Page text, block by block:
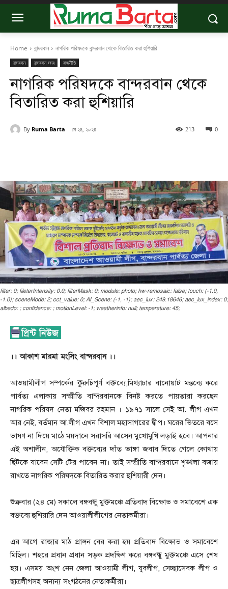
Home বান্দরবান নাগরিক পরিষদকে বান্দরবান থেকে বিতারিত করা হুশিয়ারি
বান্দরবান বান্দরবান সদর রাজনীতি
নাগরিক পরিষদকে বান্দরবান থেকে
বিতারিত করা হুশিয়ারি
By Ruma Barta মে ২৪, ২০২৪ 0
213
filter: 0; fileterIntensity: 0.0; filterMask: 0; module: photo; hw-remosaic: false; touch: (-1.0,
-1.0); sceneMode: 2; cct_value: 0; AI_Scene: (-1, -1); aec_lux: 249.18646; aec_lux_index: 0;
albedo: ; confidence: ; motionLevel: -1; weatherinfo: null; temperature: 45;
।। আকাশ মারমা মংসিং বান্দরবান ।।
আওয়ামীলীগ সম্পর্কের কুরুচিপূর্ণ বক্তব্যে,মিথ্যাচার বানোয়াট মন্তব্যে করে
পার্বত্য এলাকায় সম্প্রীতি বান্দরবানকে বিনষ্ট করতে পায়তারা করছেন
নাগরিক পরিষদ নেতা মজিবর রহমান । ১৯৭১ সালে সেই আ. লীগ এখন
আর নেই, বর্তমান আ.লীগ এখন বিশাল মহাসাগরের দ্বীপ। ঘরের ভিতরে বসে
ভাষণ না দিয়ে মাঠে ময়দানে সরাসরি আসেন মুখোমুখি লড়াই হবে। আপনার
এই অশালীন, অযৌক্তিক বক্তব্যের দাঁত ভাঙ্গা জবাব দিতে গেলে কোথায়
ছিটকে যাবেন সেটি টের পাবেন না। তাই সম্প্রীতি বান্দরবানে শৃঙ্খলা বজায়
রাখতে নাগরিক পরিষদকে বিতারিত করার হুশিয়ারী দেন।
শুক্রবার (২৪ মে) সকালে বঙ্গবন্ধু মুক্তমঞ্চে প্রতিবাদ বিক্ষোভ ও সমাবেশে এক
বক্তব্যে হুশিয়ারি দেন আওয়ালীলীগের নেতাকর্মীরা।
এর আগে রাজার মাঠ প্রাঙ্গন বের করা হয় প্রতিবাদ বিক্ষোভ ও সমাবেশে
মিছিল। শহরে প্রধান প্রধান সড়ক প্রদক্ষিণ করে বঙ্গবন্ধু মুক্তমঞ্চে এসে শেষ
হয়। এসময় অংশ নেন জেলা আওয়ামী লীগ, যুবলীগ, সেচ্ছাসেবক লীগ ও
ছাত্রলীগসহ অনান্য সংগঠনের নেতাকর্মীরা।